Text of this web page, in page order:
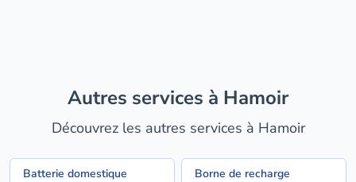
Autres services à Hamoir
Découvrez les autres services à Hamoir
Batterie domestique Borne de recharge